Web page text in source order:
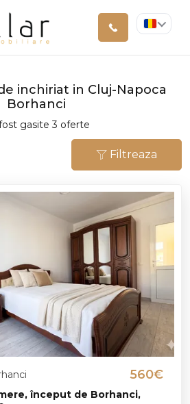
inchiriat in Cluj-Napoca
Borhanci
gasite 3 oferte
Filtreaza
început de Borhanci,
560€